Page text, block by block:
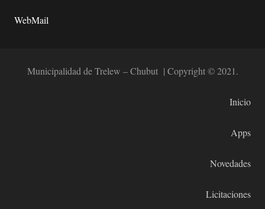
WebMail
Municipalidad de Trelew – Chubut | Copyright © 2021.
Inicio
Apps
Novedades
Licitaciones